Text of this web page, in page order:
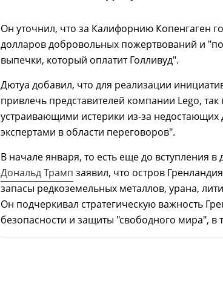
Он уточнил, что за Калифорнию Копенгаген
долларов добровольных пожертвований и
выпечки, который оплатит Голливуд".
Дютуа добавил, что для реализации
привлечь представителей компании Lego,
устраивающими истерики из-за недостающих
экспертами в области переговоров".
В начале января, то есть еще до вступления
Дональд Трамп заявил, что остров
запасы редкоземельных металлов, урана,
Он подчеркивал стратегическую важность
безопасности и защиты "свободного мира", в